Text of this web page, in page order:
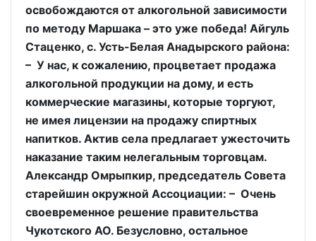
освобождаются от алкогольной зависимости
по методу Маршака – это уже победа! Айгуль
Стаценко, с. Усть-Белая Анадырского района:
– У нас, к сожалению, процветает продажа
алкогольной продукции на дому, и есть
коммерческие магазины, которые торгуют,
не имея лицензии на продажу спиртных
напитков. Актив села предлагает ужесточить
наказание таким нелегальным торговцам.
Александр Омрыпкир, председатель Совета
старейшин окружной Ассоциации: – Очень
своевременное решение правительства
Чукотского АО. Безусловно, остальное